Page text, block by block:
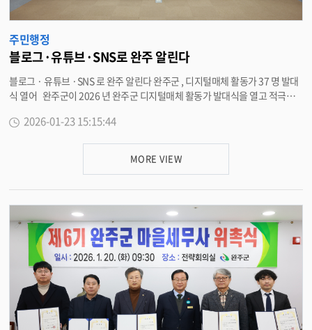
주민행정
블로그·유튜브·SNS로 완주 알린다
블로그 · 유튜브 ·SNS 로 완주 알린다 완주군 , 디지털매체 활동가 37 명 발대
식 열어 완주군이 2026 년 완주군 디지털매체 활동가 발대식을 열고 적극적
기자 , 유튜브 크리에이터 , 대학생 SNS 서포터즈 , 군 관계자 등 40 여 명이 참
해 완주군의 정책 , 문화 , 관광 , 일상 등 완주 곳곳의 다양한 이야기와 소식을
다양하고 감각적인 콘텐츠로 전달할 계획이다 . 유희태 완주군수는 “ 디지털
매체 활동가 여러분은 군정과 군민을 잇는 가장 가까운 소통 창구 ” 라며 “ 완주
의 정책과 변화 , 일상의 매력을 현장의 눈으로 생생하게 전해 주시길 바란다 ”
2026-01-23 15:15:44
MORE VIEW